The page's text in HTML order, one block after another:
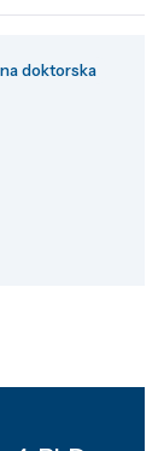
doktorska